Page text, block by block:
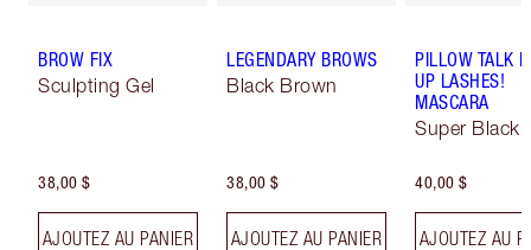
BROW FIX
Sculpting Gel
38,00 $
AJOUTEZ AU PANIER
LEGENDARY BROWS
Black Brown
38,00 $
AJOUTEZ AU PANIER
PILLOW TALK
UP LASHES!
MASCARA
Super Black
40,00 $
AJOUTEZ AU